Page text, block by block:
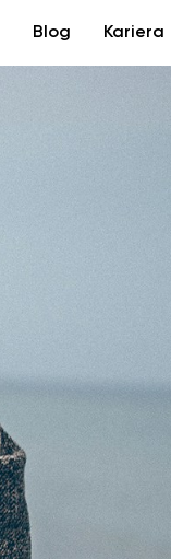
Blog Kariera